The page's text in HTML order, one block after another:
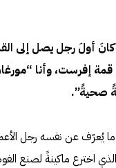
أولَ رجل يصل إلى
قمة إفرست، وأنا
صحيةً”.
يُعرّف عن نفسه رجل
الذي اخترع ماكينةً لصنع